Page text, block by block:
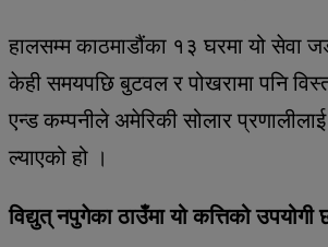
हालसम्म काठमाडौंका १३ घरमा यो सेवा
केही समयपछि बुटवल र पोखरामा पनि
एन्ड कम्पनीले अमेरिकी सोलार प्रणालीलाई
ल्याएको हो ।
विद्युत् नपुगेका ठाउँमा यो कत्तिको उपयोगी